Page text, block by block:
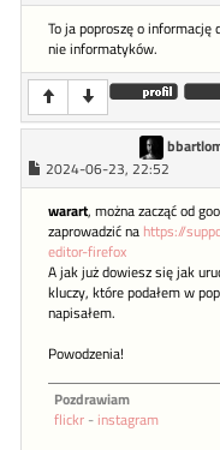
To ja poproszę o informację
nie informatyków.
2024-06-23, 22:52
warart, można zacząć od
zaprowadzić na https://
editor-firefox
A jak już dowiesz się jak
kluczy, które podałem w
napisałem.
Powodzenia!
Pozdrawiam
flickr - instagram